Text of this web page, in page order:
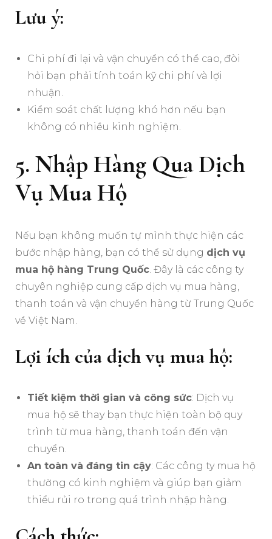
Lưu ý:
Chi phí đi lại và vận chuyển có thể cao, đòi
hỏi bạn phải tính toán kỹ chi phí và lợi
nhuận.
Kiểm soát chất lượng khó hơn nếu bạn
không có nhiều kinh nghiệm.
5. Nhập Hàng Qua Dịch
Vụ Mua Hộ
Nếu bạn không muốn tự mình thực hiện các
bước nhập hàng, bạn có thể sử dụng dịch vụ
mua hộ hàng Trung Quốc . Đây là các công ty
chuyên nghiệp cung cấp dịch vụ mua hàng,
thanh toán và vận chuyển hàng từ Trung Quốc
về Việt Nam.
Lợi ích của dịch vụ mua hộ:
Tiết kiệm thời gian và công sức: Dịch vụ
mua hộ sẽ thay bạn thực hiện toàn bộ quy
trình từ mua hàng, thanh toán đến vận
chuyển.
An toàn và đáng tin cậy: Các công ty mua hộ
thường có kinh nghiệm và giúp bạn giảm
thiểu rủi ro trong quá trình nhập hàng.